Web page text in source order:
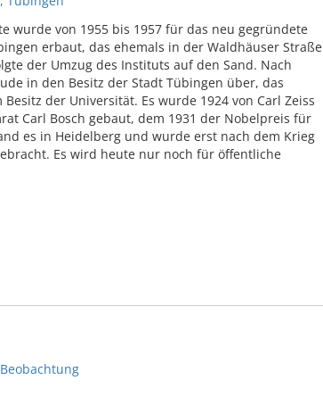
wurde von 1955 bis 1957 für das neu gegründete
erbaut, das ehemals in der Waldhäuser Straße
der Umzug des Instituts auf den Sand. Nach
in den Besitz der Stadt Tübingen über, das
der Universität. Es wurde 1924 von Carl Zeiss
Carl Bosch gebaut, dem 1931 der Nobelpreis für
es in Heidelberg und wurde erst nach dem Krieg
Es wird heute nur noch für öffentliche